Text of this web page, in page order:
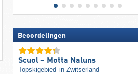
Beoordelingen
Scuol – Motta Naluns
Topskigebied in Zwitserland